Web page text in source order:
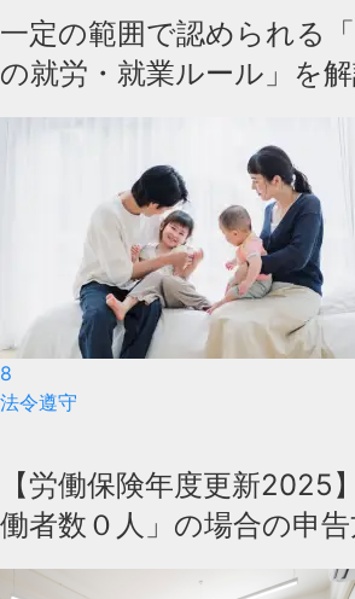
一定の範囲で認められる
の就労・就業ルール」を
8
法令遵守
【労働保険年度更新2025
働者数０人」の場合の申